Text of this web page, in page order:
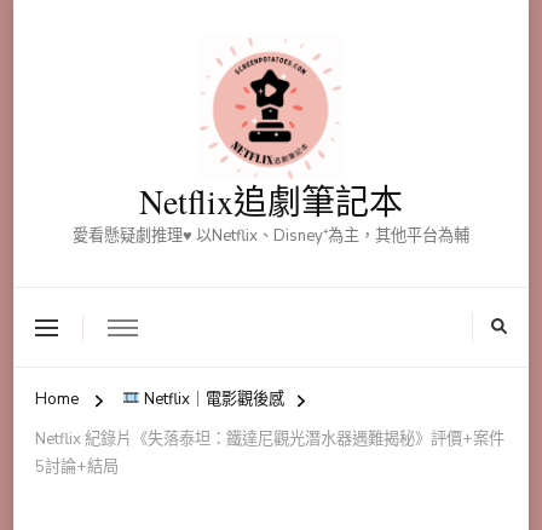
Netflix追劇筆記本
愛看懸疑劇推理♥ 以Netflix、Disney⁺為主，其他平台為輔
Home
Netflix｜電影觀後感
Netflix 紀錄片《失落泰坦：鐵達尼觀光潛水器遇難揭秘》評價+案件
5討論+結局